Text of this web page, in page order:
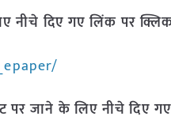
दिए गए लिंक पर
पर जाने के लिए नीचे दिए